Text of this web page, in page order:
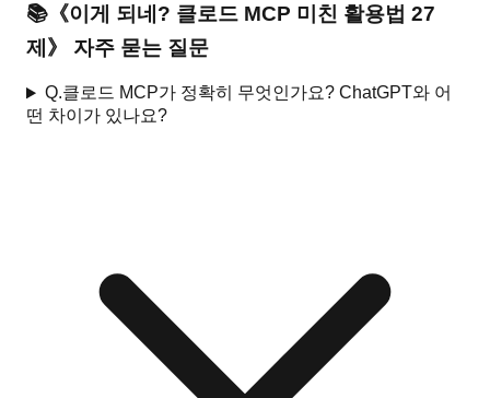
📚 《이게 되네? 클로드 MCP 미친 활용법 27
제 》 자주 묻는 질문
Q.클로드 MCP가 정확히 무엇인가요? ChatGPT와 어
떤 차이가 있나요?